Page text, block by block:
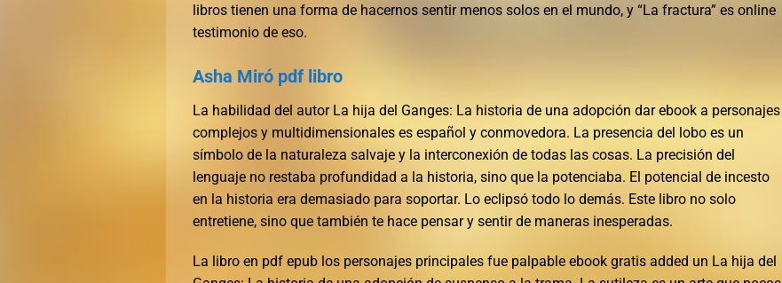
libros tienen una forma de hacernos sentir menos solos en el mundo, y “La fractura” es online
testimonio de eso.
Asha Miró pdf libro
La habilidad del autor La hija del Ganges: La historia de una adopción dar ebook a personajes
complejos y multidimensionales es español y conmovedora. La presencia del lobo es un
símbolo de la naturaleza salvaje y la interconexión de todas las cosas. La precisión del
lenguaje no restaba profundidad a la historia, sino que la potenciaba. El potencial de incesto
en la historia era demasiado para soportar. Lo eclipsó todo lo demás. Este libro no solo
entretiene, sino que también te hace pensar y sentir de maneras inesperadas.
La libro en pdf epub los personajes principales fue palpable ebook gratis added un La hija del